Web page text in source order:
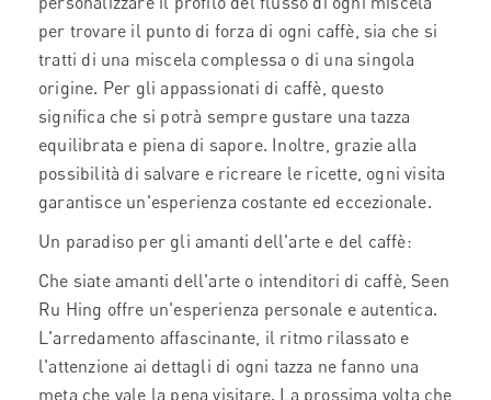
per trovare il punto di forza di ogni caffè, sia che si
tratti di una miscela complessa o di una singola
origine. Per gli appassionati di caffè, questo
significa che si potrà sempre gustare una tazza
equilibrata e piena di sapore. Inoltre, grazie alla
possibilità di salvare e ricreare le ricette, ogni visita
garantisce un'esperienza costante ed eccezionale.
Un paradiso per gli amanti dell'arte e del caffè:
Che siate amanti dell'arte o intenditori di caffè, Seen
Ru Hing offre un'esperienza personale e autentica.
L'arredamento affascinante, il ritmo rilassato e
l'attenzione ai dettagli di ogni tazza ne fanno una
meta che vale la pena visitare. La prossima volta che